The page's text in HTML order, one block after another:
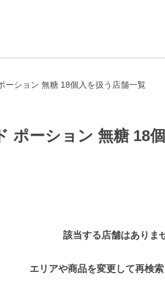
ーション 無糖 18個入を扱う店舗一覧
ポーション 無糖 18
該当する店舗はありま
エリアや商品を変更して再検